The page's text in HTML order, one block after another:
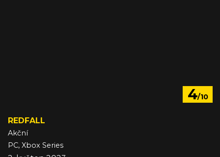
4/10
REDFALL
Akční
PC, Xbox Series